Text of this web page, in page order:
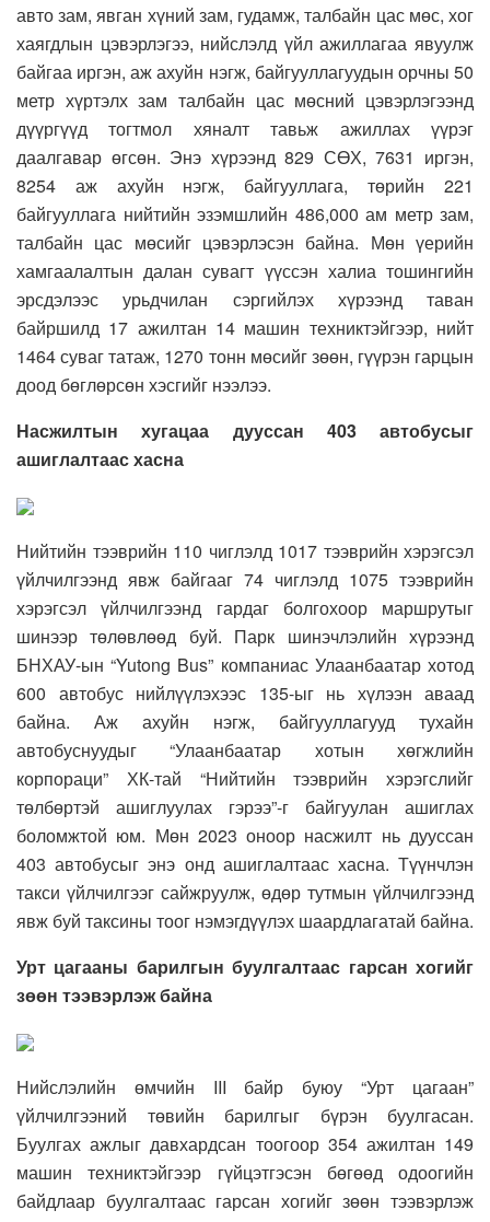
авто зам, явган хүний зам, гудамж, талбайн цас мөс, хог
хаягдлын цэвэрлэгээ, нийслэлд үйл ажиллагаа явуулж
байгаа иргэн, аж ахуйн нэгж, байгууллагуудын орчны 50
метр хүртэлх зам талбайн цас мөсний цэвэрлэгээнд
дүүргүүд тогтмол хяналт тавьж ажиллах үүрэг
даалгавар өгсөн. Энэ хүрээнд 829 СӨХ, 7631 иргэн,
8254 аж ахуйн нэгж, байгууллага, төрийн 221
байгууллага нийтийн эзэмшлийн 486,000 ам метр зам,
талбайн цас мөсийг цэвэрлэсэн байна. Мөн үерийн
хамгаалалтын далан сувагт үүссэн халиа тошингийн
эрсдэлээс урьдчилан сэргийлэх хүрээнд таван
байршилд 17 ажилтан 14 машин техниктэйгээр, нийт
1464 суваг татаж, 1270 тонн мөсийг зөөн, гүүрэн гарцын
доод бөглөрсөн хэсгийг нээлээ.
Насжилтын хугацаа дууссан 403 автобусыг
ашиглалтаас хасна
Нийтийн тээврийн 110 чиглэлд 1017 тээврийн хэрэгсэл
үйлчилгээнд явж байгааг 74 чиглэлд 1075 тээврийн
хэрэгсэл үйлчилгээнд гардаг болгохоор маршрутыг
шинээр төлөвлөөд буй. Парк шинэчлэлийн хүрээнд
БНХАУ-ын “Yutong Bus” компаниас Улаанбаатар хотод
600 автобус нийлүүлэхээс 135-ыг нь хүлээн аваад
байна. Аж ахуйн нэгж, байгууллагууд тухайн
автобуснуудыг “Улаанбаатар хотын хөгжлийн
корпораци” ХК-тай “Нийтийн тээврийн хэрэгслийг
төлбөртэй ашиглуулах гэрээ”-г байгуулан ашиглах
боломжтой юм. Мөн 2023 оноор насжилт нь дууссан
403 автобусыг энэ онд ашиглалтаас хасна. Түүнчлэн
такси үйлчилгээг сайжруулж, өдөр тутмын үйлчилгээнд
явж буй таксины тоог нэмэгдүүлэх шаардлагатай байна.
Урт цагааны барилгын буулгалтаас гарсан хогийг
зөөн тээвэрлэж байна
Нийслэлийн өмчийн III байр буюу “Урт цагаан”
үйлчилгээний төвийн барилгыг бүрэн буулгасан.
Буулгах ажлыг давхардсан тоогоор 354 ажилтан 149
машин техниктэйгээр гүйцэтгэсэн бөгөөд одоогийн
байдлаар буулгалтаас гарсан хогийг зөөн тээвэрлэж